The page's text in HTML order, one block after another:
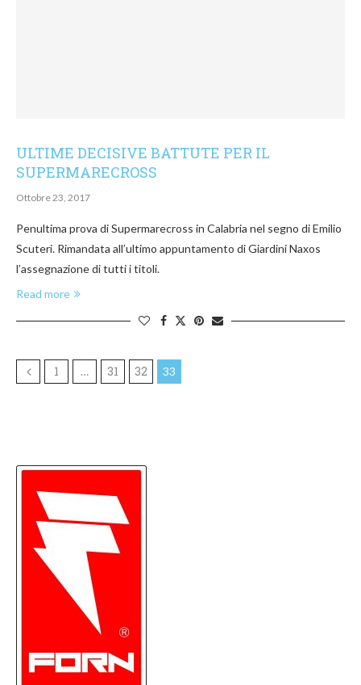
ULTIME DECISIVE BATTUTE PER IL
SUPERMARECROSS
Ottobre 23, 2017
Penultima prova di Supermarecross in Calabria nel segno di Emilio
Scuteri. Rimandata all’ultimo appuntamento di Giardini Naxos
l’assegnazione di tutti i titoli.
Read more
1 … 31 32 33